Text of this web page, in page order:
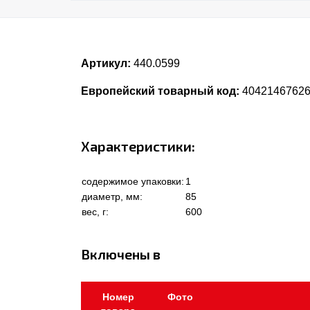
Артикул: 440.0599
Европейский товарный код:
Характеристики:
содержимое упаковки: 1
диаметр, мм:
85
вес, г:
600
Включены в
Номер
Фото